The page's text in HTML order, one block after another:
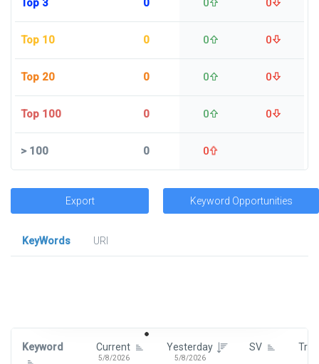
Top 3 0 0 0
Top 10 0 0 0
Top 20 0 0 0
Top 100 0 0 0
>100 0 0
Export Keyword Opportunities
KeyWords
URl
Keyword Current
5/8/2026
Yesterday
5/8/2026
SV